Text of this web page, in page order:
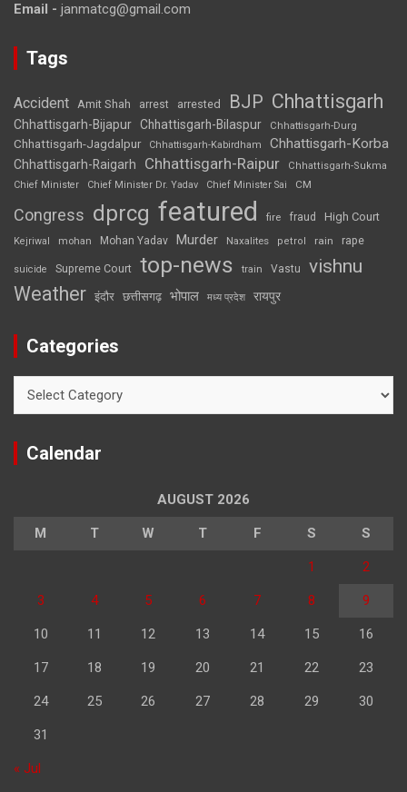
Email - janmatcg@gmail.com
Tags
Accident Amit Shah arrest arrested BJP Chhattisgarh
Chhattisgarh-Bijapur Chhattisgarh-Bilaspur Chhattisgarh-Durg
Chhattisgarh-Jagdalpur Chhattisgarh-Kabirdham Chhattisgarh-Korba
Chhattisgarh-Raigarh Chhattisgarh-Raipur
Chhattisgarh-Sukma
Chief Minister
Chief Minister Dr. Yadav Chief Minister Sai CM
Congress dprcg featured fire fraud High Court
Kejriwal mohan Mohan Yadav Murder Naxalites petrol rain rape
suicide Supreme Court top-news train Vastu vishnu
Weather इंदौर छत्तीसगढ़ भोपाल मध्य प्रदेश रायपुर
Categories
Calendar
AUGUST 2026
M T W T F S S
1 2
3 4 5 6 7 8 9
10 11 12 13 14 15 16
17 18 19 20 21 22 23
24 25 26 27 28 29 30
31
« Jul